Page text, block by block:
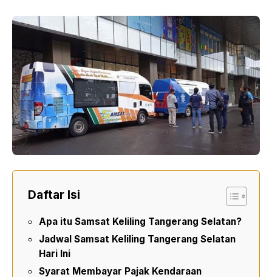
b
o
o
k
t
A
p
p
p
y
i
n
k
Daftar Isi
Apa itu Samsat Keliling Tangerang Selatan?
Jadwal Samsat Keliling Tangerang Selatan
Hari Ini
Syarat Membayar Pajak Kendaraan